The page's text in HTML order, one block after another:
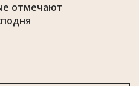
отмечают